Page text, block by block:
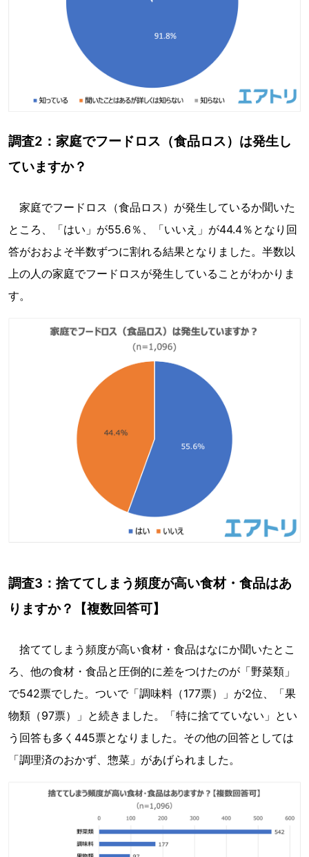
調査2：家庭でフードロス（食品ロス）は発生し
ていますか？
家庭でフードロス（食品ロス）が発生しているか聞いた
ところ、「はい」が55.6％、「いいえ」が44.4％となり回
答がおおよそ半数ずつに割れる結果となりました。半数以
上の人の家庭でフードロスが発生していることがわかりま
す。
調査3：捨ててしまう頻度が高い食材・食品はあ
りますか？【複数回答可】
捨ててしまう頻度が高い食材・食品はなにか聞いたとこ
ろ、他の食材・食品と圧倒的に差をつけたのが「野菜類」
で542票でした。ついで「調味料（177票）」が2位、「果
物類（97票）」と続きました。「特に捨てていない」とい
う回答も多く445票となりました。その他の回答としては
「調理済のおかず、惣菜」があげられました。